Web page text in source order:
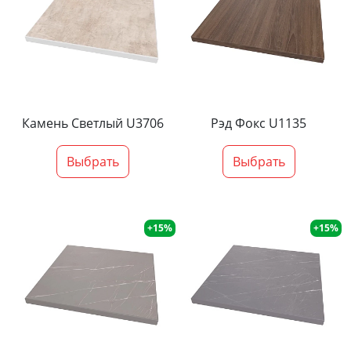
Камень Светлый U3706
Выбрать
Рэд Фокс U1135
Выбрать
+15% +15%